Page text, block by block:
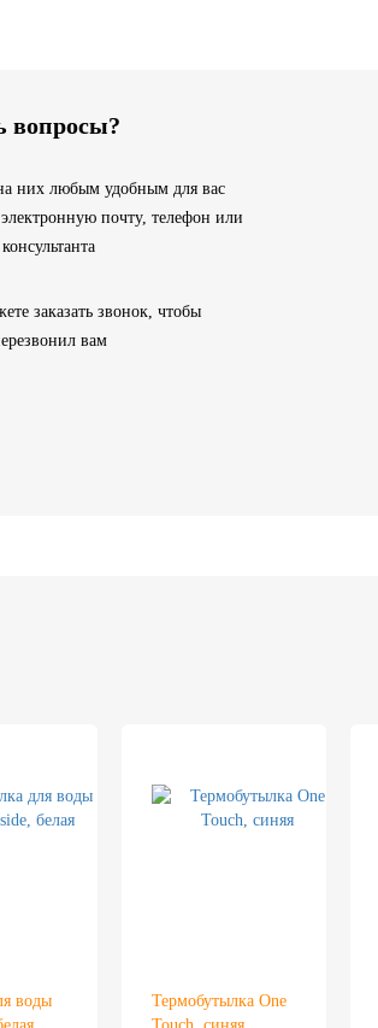
вопросы?
них любым удобным для вас
почту, телефон или
заказать звонок, чтобы
вам
воды
Термобутылка One